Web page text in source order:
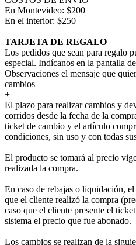
En Montevideo: $200
En el interior: $250
TARJETA DE REGALO
Los pedidos que sean para regalo
especial. Indícanos en la pantalla
Observaciones el mensaje que
cambios
+
El plazo para realizar cambios y
corridos desde la fecha de la
ticket de cambio y el artículo
condiciones, sin uso y con todas
El producto se tomará al precio
realizada la compra.
En caso de rebajas o liquidación,
que el cliente realizó la compra
caso que el cliente presente el
sistema el precio que fue abonado.
Los cambios se realizan de la